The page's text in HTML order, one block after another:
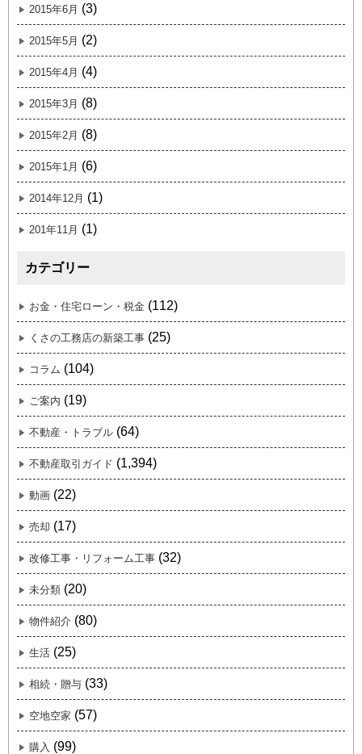
2015年6月 (3)
2015年5月 (2)
2015年4月 (4)
2015年3月 (8)
2015年2月 (8)
2015年1月 (6)
2014年12月 (1)
201年11月 (1)
カテゴリー
お金・住宅ローン・税金 (112)
くさの工務店の新築工事 (25)
コラム (104)
ご案内 (19)
不動産・トラブル (64)
不動産取引ガイド (1,394)
動画 (22)
売却 (17)
改修工事・リフォーム工事 (32)
未分類 (20)
物件紹介 (80)
生活 (25)
相続・贈与 (33)
空地空家 (57)
購入 (99)